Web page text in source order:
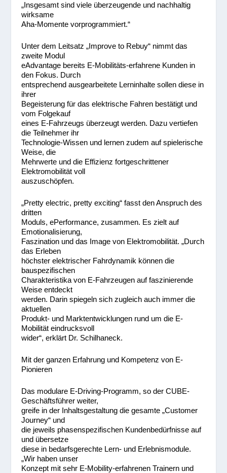
„Insgesamt sind viele überzeugende und nachhaltig
wirksame
Aha-Momente vorprogrammiert.“
Unter dem Leitsatz „Improve to Rebuy“ nimmt das
zweite Modul
eAdvantage bereits E-Mobilitäts-erfahrene Kunden in
den Fokus. Durch
entsprechend ausgearbeitete Lerninhalte sollen diese in
ihrer
Begeisterung für das elektrische Fahren bestätigt und
vom Folgekauf
eines E-Fahrzeugs überzeugt werden. Dazu vertiefen
die Teilnehmer ihr
Technologie-Wissen und lernen zudem auf spielerische
Weise, die
Mehrwerte und die Effizienz fortgeschrittener
Elektromobilität voll
auszuschöpfen.
„Pretty electric, pretty exciting“ fasst den Anspruch des
dritten
Moduls, ePerformance, zusammen. Es zielt auf
Emotionalisierung,
Faszination und das Image von Elektromobilität. „Durch
das Erleben
höchster elektrischer Fahrdynamik können die
bauspezifischen
Charakteristika von E-Fahrzeugen auf faszinierende
Weise entdeckt
werden. Darin spiegeln sich zugleich auch immer die
aktuellen
Produkt- und Marktentwicklungen rund um die E-
Mobilität eindrucksvoll
wider“, erklärt Dr. Schilhaneck.
Mit der ganzen Erfahrung und Kompetenz von E-
Pionieren
Das modulare E-Driving-Programm, so der CUBE-
Geschäftsführer weiter,
greife in der Inhaltsgestaltung die gesamte „Customer
Journey“ und
die jeweils phasenspezifischen Kundenbedürfnisse auf
und übersetze
diese in bedarfsgerechte Lern- und Erlebnismodule.
„Wir haben unser
Konzept mit sehr E-Mobility-erfahrenen Trainern und